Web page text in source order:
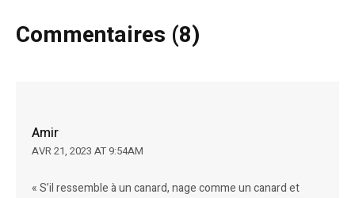
Commentaires (8)
Amir
AVR 21, 2023 AT 9:54AM
« S’il ressemble à un canard, nage comme un canard et